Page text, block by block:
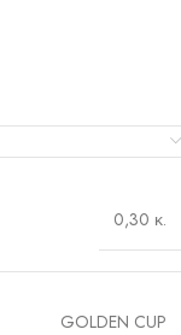
0,30 κ.
GOLDEN CUP